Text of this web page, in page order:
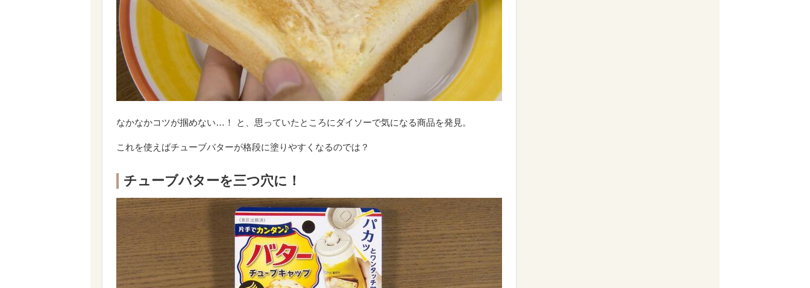
なかなかコツが掴めない…！ と、思っていたところにダイソーで気になる商品を発見。
これを使えばチューブバターが格段に塗りやすくなるのでは？
チューブバターを三つ穴に！